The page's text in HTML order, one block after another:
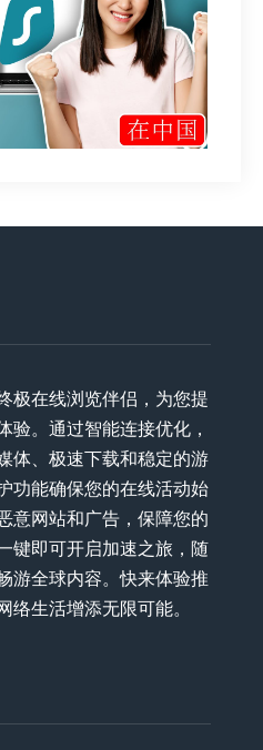
极在线浏览伴侣，为您提
验。通过智能连接优化，
体、极速下载和稳定的游
功能确保您的在线活动始
意网站和广告，保障您的
键即可开启加速之旅，随
游全球内容。快来体验推
络生活增添无限可能。